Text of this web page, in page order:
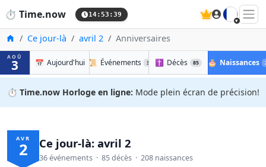
⏱️ Time.now 14:53:40 🇫🇷
Accueil
Ce jour-là avril 2 Anniversaires
AOÛ
3 📅 Aujourd'hui 📜 Événements 36 ✝️ Décès 85 🎂 Naissances
⏱️ Time.now Horloge en ligne: Mode plein écran de précision!
AVR
2 Ce jour-là: avril 2
36 événements · 85 décès · 208 naissances